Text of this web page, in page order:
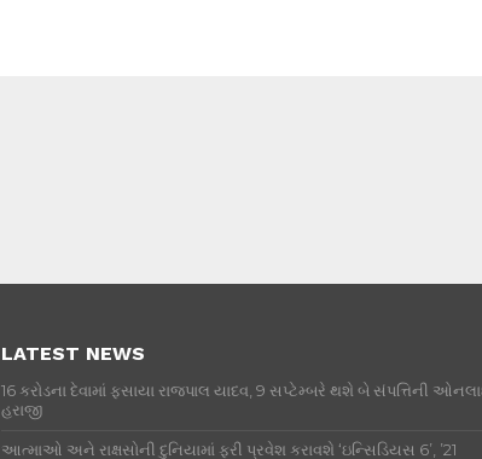
LATEST NEWS
16 કરોડના દેવામાં ફસાયા રાજપાલ યાદવ, 9 સપ્ટેમ્બરે થશે બે સંપત્તિની
હરાજી
આત્માઓ અને રાક્ષસોની દુનિયામાં ફરી પ્રવેશ કરાવશે ‘ઇન્સિડિયસ 6’, ’21